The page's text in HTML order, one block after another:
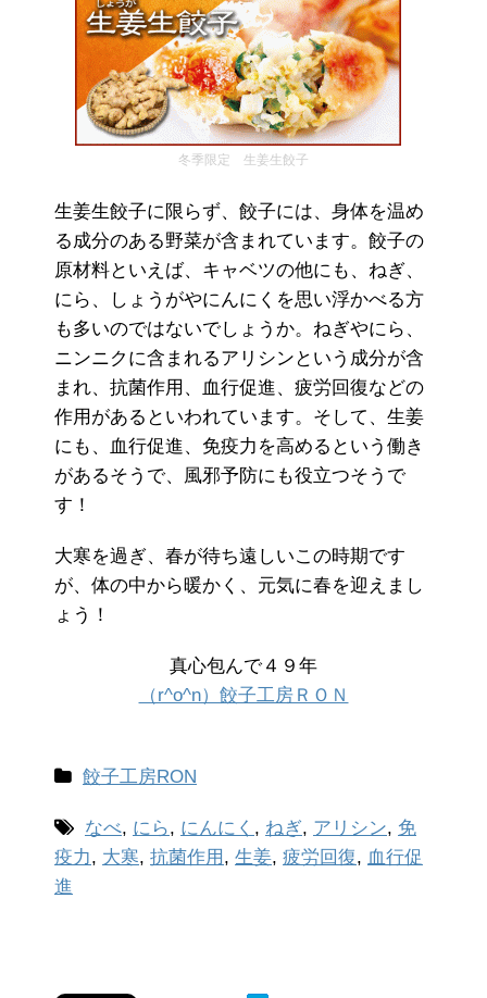
冬季限定 生姜生餃子
生姜生餃子に限らず、餃子には、身体を温め
る成分のある野菜が含まれています。餃子の
原材料といえば、キャベツの他にも、ねぎ、
にら、しょうがやにんにくを思い浮かべる方
も多いのではないでしょうか。ねぎやにら、
ニンニクに含まれるアリシンという成分が含
まれ、抗菌作用、血行促進、疲労回復などの
作用があるといわれています。そして、生姜
にも、血行促進、免疫力を高めるという働き
があるそうで、風邪予防にも役立つそうで
す！
大寒を過ぎ、春が待ち遠しいこの時期です
が、体の中から暖かく、元気に春を迎えまし
ょう！
真心包んで４９年
（r^o^n）餃子工房ＲＯＮ
餃子工房RON
なべ, にら, にんにく , ねぎ, アリシン, 免
疫力, 大寒, 抗菌作用 , 生姜, 疲労回復, 血行促
進